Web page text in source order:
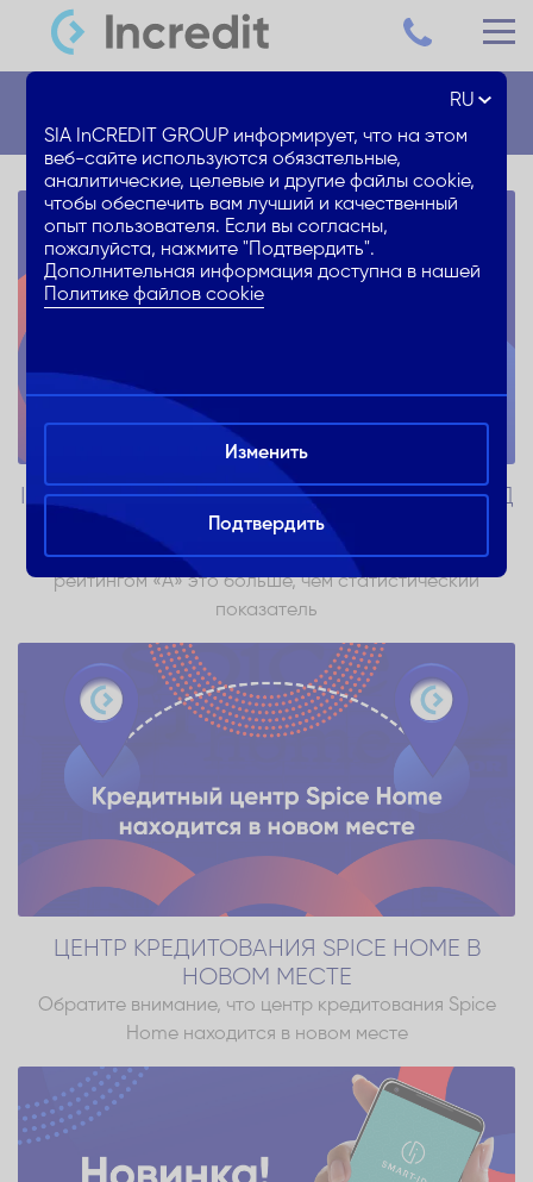
INCREDIT ПОЛУЧИЛ ВЫСШИЙ РЕЙТИНГ СГД
“A”
Для Службы государственных доходов компании с
рейтингом «A» это больше, чем статистический
показатель
ЦЕНТР КРЕДИТОВАНИЯ SPICE HOME В
НОВОМ МЕСТЕ
Обратите внимание, что центр кредитования Spice
Home находится в новом месте
RU
SIA InCREDIT GROUP информирует, что на этом
веб-сайте используются обязательные,
аналитические, целевые и другие файлы cookie,
чтобы обеспечить вам лучший и качественный
опыт пользователя. Если вы согласны,
пожалуйста, нажмите "Подтвердить".
Дополнительная информация доступна в нашей
Политике файлов cookie
Изменить
Подтвердить